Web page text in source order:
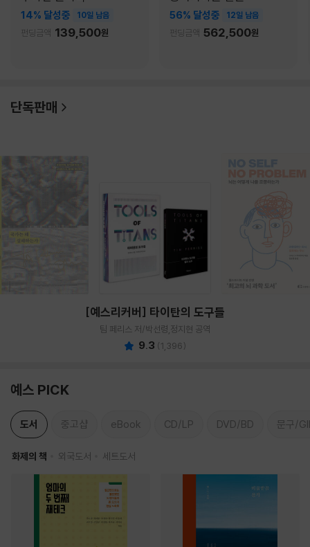
14% 달성중 10일 남음
펀딩금액 139,500원
56% 달성중 12일 남음
펀딩금액 562,500원
단독판매
[예스리커버] 타이탄의 도구들
팀 페리스 저/박선령,정지현 공역
9.3 (1,396)
예스 PICK
도서 중고샵 eBook CD/LP DVD/BD 문구/
화제의 책 외국도서 세트도서